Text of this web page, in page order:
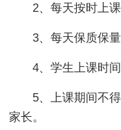
2、每天按时上
3、每天保质保
4、学生上课时
5、上课期间不
家长。